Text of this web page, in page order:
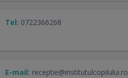
Tel: 0722366268
E-mail: receptie@institutulcopilului.ro